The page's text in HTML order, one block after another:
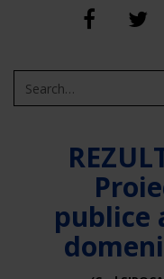
publice